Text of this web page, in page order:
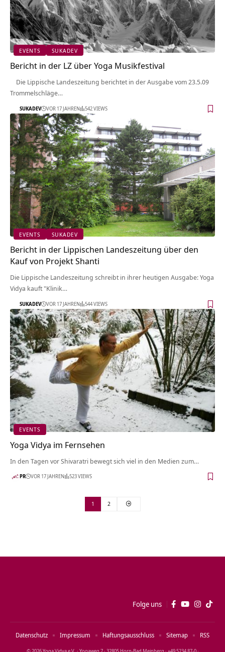
EVENTS SUKADEV
Bericht in der LZ über Yoga Musikfestival
Die Lippische Landeszeitung berichtet in der Ausgabe vom 23.5.09
Trommelschläge…
SUKADEV VOR 17 JAHREN 542 VIEWS
EVENTS SUKADEV
Bericht in der Lippischen Landeszeitung über den
Kauf von Projekt Shanti
Die Lippische Landeszeitung schreibt in ihrer heutigen Ausgabe: Yoga
Vidya kauft "Klinik…
SUKADEV VOR 17 JAHREN 544 VIEWS
EVENTS
Yoga Vidya im Fernsehen
In den Tagen vor Shivaratri bewegt sich viel in den Medien zum…
PR VOR 17 JAHREN 523 VIEWS
1 2
Folge uns
Datenschutz Impressum Haftungsausschluss Sitemap RSS